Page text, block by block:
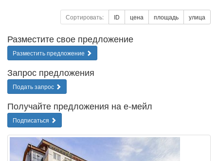
Сортировать: ID цена площадь улица
Разместите свое предложение
Разместить предложение
Запрос предложения
Подать запрос
Получайте предложения на е-мейл
Подписаться